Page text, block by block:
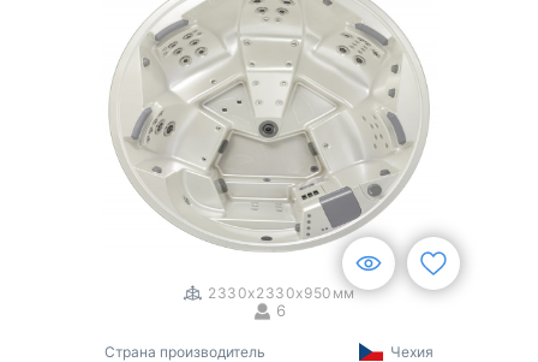
2330x2330x950мм
6
Страна производитель
Чехия